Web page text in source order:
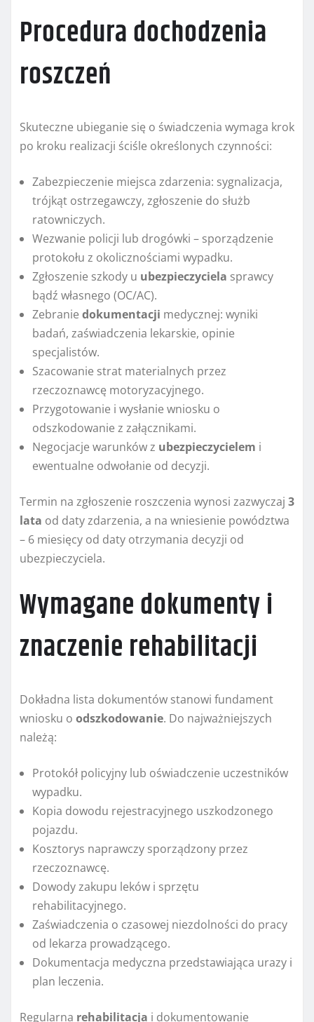
Procedura dochodzenia
roszczeń
Skuteczne ubieganie się o świadczenia wymaga krok
po kroku realizacji ściśle określonych czynności:
Zabezpieczenie miejsca zdarzenia: sygnalizacja,
trójkąt ostrzegawczy, zgłoszenie do służb
ratowniczych.
Wezwanie policji lub drogówki – sporządzenie
protokołu z okolicznościami wypadku.
Zgłoszenie szkody u ubezpieczyciela sprawcy
bądź własnego (OC/AC).
Zebranie dokumentacji medycznej: wyniki
badań, zaświadczenia lekarskie, opinie
specjalistów.
Szacowanie strat materialnych przez
rzeczoznawcę motoryzacyjnego.
Przygotowanie i wysłanie wniosku o
odszkodowanie z załącznikami.
Negocjacje warunków z ubezpieczycielem i
ewentualne odwołanie od decyzji.
Termin na zgłoszenie roszczenia wynosi zazwyczaj 3
lata od daty zdarzenia, a na wniesienie powództwa
– 6 miesięcy od daty otrzymania decyzji od
ubezpieczyciela.
Wymagane dokumenty i
znaczenie rehabilitacji
Dokładna lista dokumentów stanowi fundament
wniosku o odszkodowanie. Do najważniejszych
należą:
Protokół policyjny lub oświadczenie uczestników
wypadku.
Kopia dowodu rejestracyjnego uszkodzonego
pojazdu.
Kosztorys naprawczy sporządzony przez
rzeczoznawcę.
Dowody zakupu leków i sprzętu
rehabilitacyjnego.
Zaświadczenia o czasowej niezdolności do pracy
od lekarza prowadzącego.
Dokumentacja medyczna przedstawiająca urazy i
plan leczenia.
Regularna rehabilitacja i dokumentowanie